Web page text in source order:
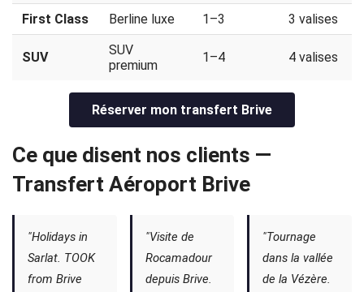
First Class Berline luxe 1–3 3 valises
SUV
SUV
premium
1–4 4 valises
Réserver mon transfert Brive
Ce que disent nos clients —
Transfert Aéroport Brive
"Holidays in
Sarlat. TOOK
from Brive
"Visite de
Rocamadour
depuis Brive.
"Tournage
dans la vallée
de la Vézère.